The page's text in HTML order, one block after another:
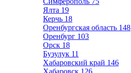
Ялта 19
Керчь 18
Оренбургская область 148
Оренбург 103
Орск 18
Бузулук 11
Хабаровский край 146
Хабаровск 126